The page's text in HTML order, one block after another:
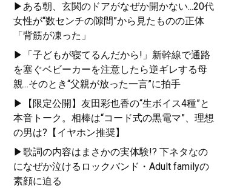
▶ある朝、玄関のドアがなぜか開かない...20代
女性が“数センチの隙間”から見たものの正体
「背筋が凍った」
▶「子どもが寝てるんだから!」新幹線で通路
を塞ぐベビーカーを注意したら逆ギレする母
親...そのとき“父親が放った一言”に拍手
▶【限定公開】友田彩也香の“生ボイス4種”と
本音トーク。相棒は“コード式の黒電マ”、理想
の男は?【イヤホン推奨】
▶歌詞の内容はまさかの実体験!? 下ネタなの
になぜか泣けるロックバンド・Adult familyの
素顔に迫る